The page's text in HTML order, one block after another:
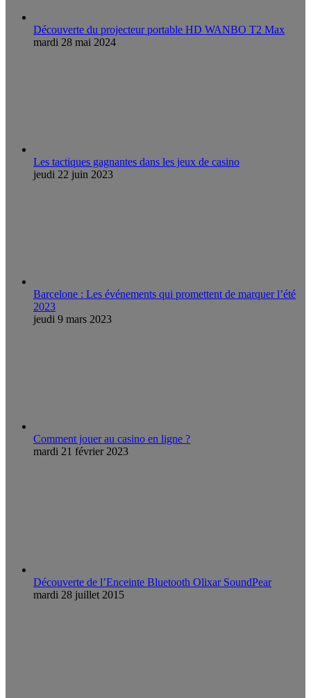
Découverte du projecteur portable HD WANBO T2 Max
mardi 28 mai 2024
Les tactiques gagnantes dans les jeux de casino
jeudi 22 juin 2023
Barcelone : Les événements qui promettent de marquer l’été
2023
jeudi 9 mars 2023
Comment jouer au casino en ligne ?
mardi 21 février 2023
Découverte de l’Enceinte Bluetooth Olixar SoundPear
mardi 28 juillet 2015